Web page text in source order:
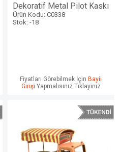
Dekoratif Metal Pilot Kaskı
Ürün Kodu: C0338
Stok: -18
Fiyatları Görebilmek İçin Bayii
Girişi Yapmalısınız Tıklayınız